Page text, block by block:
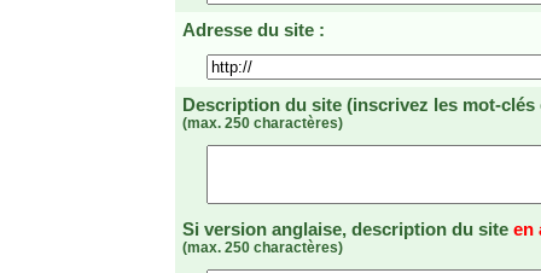
Adresse du site :
Description du site (inscrivez les mot-
(max. 250 charactères)
Si version anglaise, description du site en
(max. 250 charactères)